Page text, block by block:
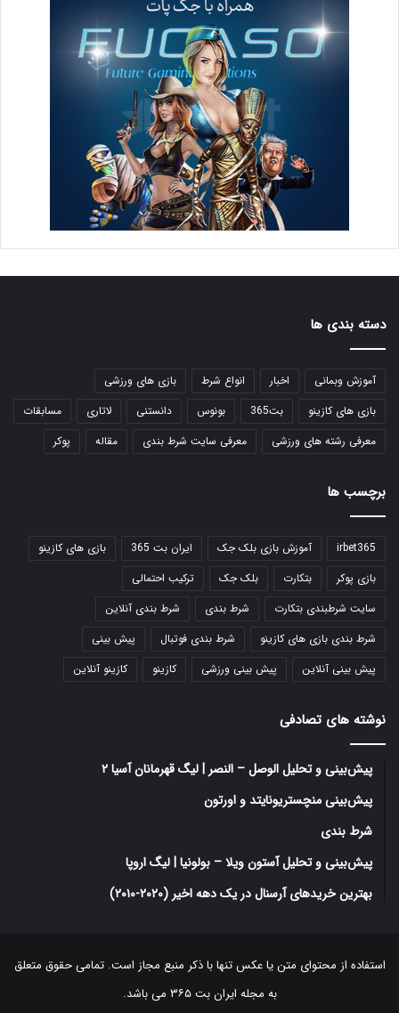
دسته بندی ها
آموزش وبمانی اخبار انواع شرط
بازی های ورزشی
بازی های کازینو
بت365 بونوس دانستنی لاتاری
مسابقات
معرفی رشته های ورزشی
معرفی سایت شرط بندی مقاله پوکر
برچسب ها
irbet365 آموزش بازی بلک جک ایران بت 365
بازی های کازینو
بازی پوکر
بتکارت بلک جک
ترکیب احتمالی
سایت شرطبندی بتکارت
شرط بندی
شرط بندی آنلاین
شرط بندی بازی های کازینو
شرط بندی فوتبال
پیش بینی
پیش بینی آنلاین
پیش بینی ورزشی کازینو کازینو آنلاین
نوشته های تصادفی
پیش‌بینی و تحلیل الوصل – النصر | لیگ قهرمانان آسیا ۲
پیش‌بینی منچستریونایتد و اورتون
شرط بندی
پیش‌بینی و تحلیل آستون ویلا – بولونیا | لیگ اروپا
بهترین خریدهای آرسنال در یک دهه اخیر (۲۰۲۰-۲۰۱۰)
استفاده از محتوای متن یا عکس تنها با ذکر منبع مجاز است. تمامی حقوق متعلق
به مجله ایران بت ۳۶۵ می باشد.